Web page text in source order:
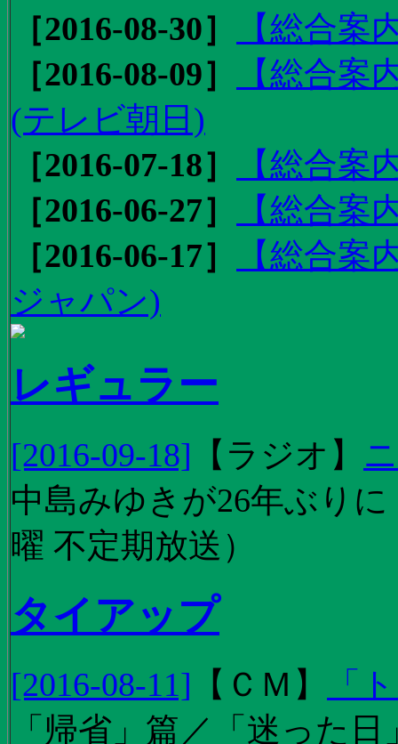
［2016-08-30］
【総合
［2016-08-09］
【総合
(テレビ朝日)
［2016-07-18］
【総合案
［2016-06-27］
【総合案
［2016-06-17］
【総合
ジャパン)
レギュラー
[2016-09-18] 【 ラジオ 】
中島みゆきが26年ぶり
曜 不定期放送）
タイアップ
[2016-08-11] 【 ＣＭ 】
「
「帰省」篇／「迷った